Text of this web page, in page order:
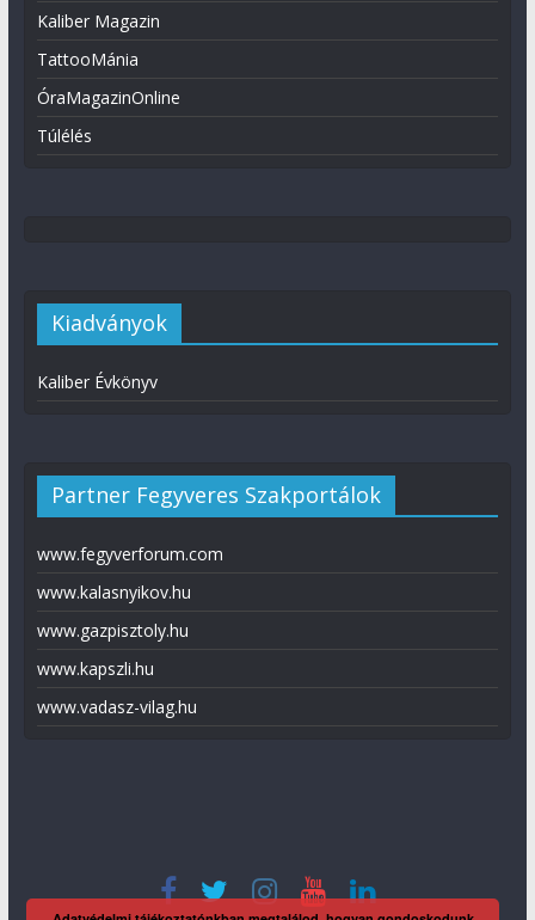
Kaliber Magazin
TattooMánia
ÓraMagazinOnline
Túlélés
Kiadványok
Kaliber Évkönyv
Partner Fegyveres Szakportálok
www.fegyverforum.com
www.kalasnyikov.hu
www.gazpisztoly.hu
www.kapszli.hu
www.vadasz-vilag.hu